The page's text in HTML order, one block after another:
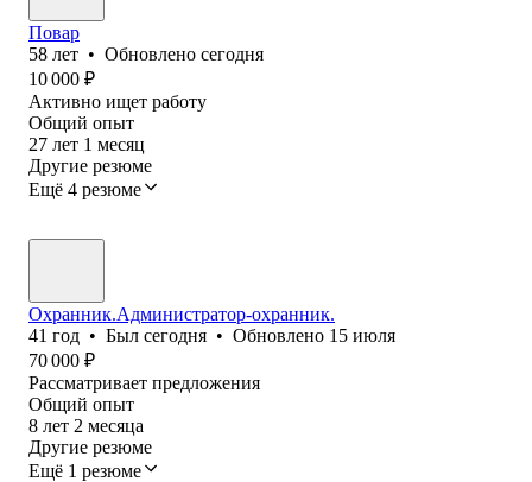
Повар
58 лет • Обновлено сегодня
10 000 ₽
Активно ищет работу
Общий опыт
27 лет 1 месяц
Другие резюме
Ещё 4 резюме
Охранник.Администратор-охранник.
41 год • Был сегодня • Обновлено 15 июля
70 000 ₽
Рассматривает предложения
Общий опыт
8 лет 2 месяца
Другие резюме
Ещё 1 резюме